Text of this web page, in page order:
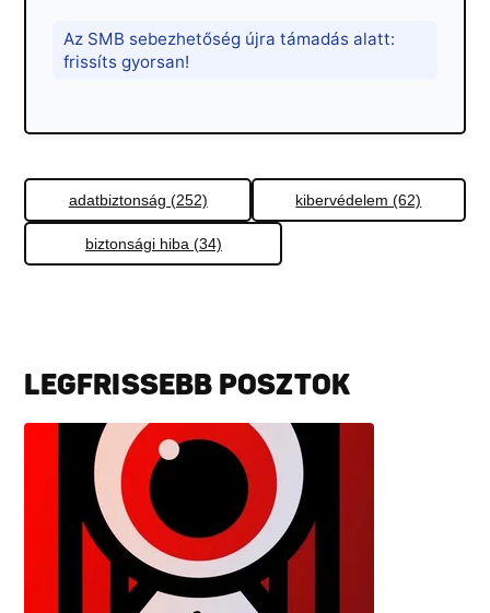
Az SMB sebezhetőség újra támadás alatt:
frissíts gyorsan!
adatbiztonság (252) kibervédelem (62)
biztonsági hiba (34)
LEGFRISSEBB POSZTOK